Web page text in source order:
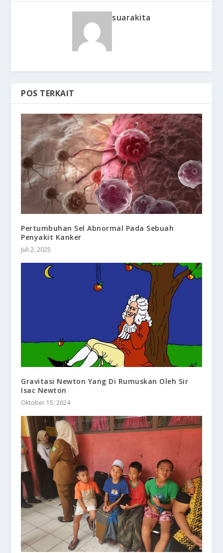
suarakita
POS TERKAIT
Pertumbuhan Sel Abnormal Pada Sebuah
Penyakit Kanker
Juli 2, 2025
Gravitasi Newton Yang Di Rumuskan Oleh Sir
Isac Newton
Oktober 15, 2024